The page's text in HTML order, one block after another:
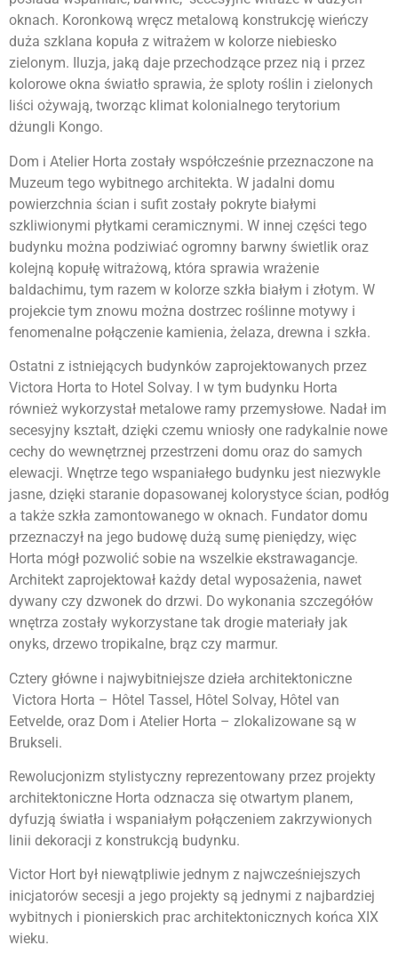
oknach. Koronkową wręcz metalową konstrukcję wieńczy
duża szklana kopuła z witrażem w kolorze niebiesko
zielonym. Iluzja, jaką daje przechodzące przez nią i przez
kolorowe okna światło sprawia, że sploty roślin i zielonych
liści ożywają, tworząc klimat kolonialnego terytorium
dżungli Kongo.
Dom i Atelier Horta zostały współcześnie przeznaczone na
Muzeum tego wybitnego architekta. W jadalni domu
powierzchnia ścian i sufit zostały pokryte białymi
szkliwionymi płytkami ceramicznymi. W innej części tego
budynku można podziwiać ogromny barwny świetlik oraz
kolejną kopułę witrażową, która sprawia wrażenie
baldachimu, tym razem w kolorze szkła białym i złotym. W
projekcie tym znowu można dostrzec roślinne motywy i
fenomenalne połączenie kamienia, żelaza, drewna i szkła.
Ostatni z istniejących budynków zaprojektowanych przez
Victora Horta to Hotel Solvay. I w tym budynku Horta
również wykorzystał metalowe ramy przemysłowe. Nadał im
secesyjny kształt, dzięki czemu wniosły one radykalnie nowe
cechy do wewnętrznej przestrzeni domu oraz do samych
elewacji. Wnętrze tego wspaniałego budynku jest niezwykle
jasne, dzięki staranie dopasowanej kolorystyce ścian, podłóg
a także szkła zamontowanego w oknach. Fundator domu
przeznaczył na jego budowę dużą sumę pieniędzy, więc
Horta mógł pozwolić sobie na wszelkie ekstrawagancje.
Architekt zaprojektował każdy detal wyposażenia, nawet
dywany czy dzwonek do drzwi. Do wykonania szczegółów
wnętrza zostały wykorzystane tak drogie materiały jak
onyks, drzewo tropikalne, brąz czy marmur.
Cztery główne i najwybitniejsze dzieła architektoniczne
Victora Horta – Hôtel Tassel, Hôtel Solvay, Hôtel van
Eetvelde, oraz Dom i Atelier Horta – zlokalizowane są w
Brukseli.
Rewolucjonizm stylistyczny reprezentowany przez projekty
architektoniczne Horta odznacza się otwartym planem,
dyfuzją światła i wspaniałym połączeniem zakrzywionych
linii dekoracji z konstrukcją budynku.
Victor Hort był niewątpliwie jednym z najwcześniejszych
inicjatorów secesji a jego projekty są jednymi z najbardziej
wybitnych i pionierskich prac architektonicznych końca XIX
wieku.